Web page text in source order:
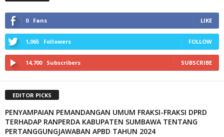
0 Fans LIKE
1,065 Followers FOLLOW
14,700 Subscribers SUBSCRIBE
EDITOR PICKS
PENYAMPAIAN PEMANDANGAN UMUM FRAKSI-FRAKSI DPRD
TERHADAP RANPERDA KABUPATEN SUMBAWA TENTANG
PERTANGGUNGJAWABAN APBD TAHUN 2024